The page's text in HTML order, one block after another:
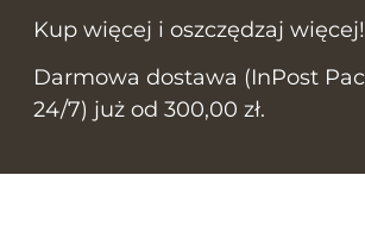
Kup więcej i oszczędzaj więcej!
Darmowa dostawa (InPost
24/7) już od 300,00 zł.